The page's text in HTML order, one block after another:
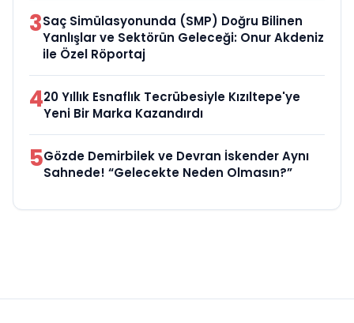
3Saç Simülasyonunda (SMP) Doğru Bilinen
Yanlışlar ve Sektörün Geleceği: Onur Akdeniz
ile Özel Röportaj
420 Yıllık Esnaflık Tecrübesiyle Kızıltepe'ye
Yeni Bir Marka Kazandırdı
5Gözde Demirbilek ve Devran İskender Aynı
Sahnede! “Gelecekte Neden Olmasın?”